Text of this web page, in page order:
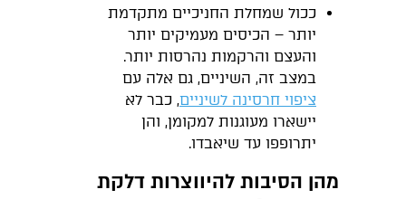
ככול שמחלת החניכיים מתקדמת
יותר – הכיסים מעמיקים יותר
והעצם והרקמות נהרסות יותר.
במצב זה, השיניים, גם אלה עם
ציפוי חרסינה לשיניים, כבר לא
יישארו מעוגנות למקומן, והן
יתרופפו עד שיאבדו.
מהן הסיבות להיווצרות דלקת